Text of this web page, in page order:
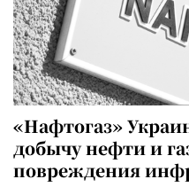
«Нафтогаз»
добычу нефти и
повреждения